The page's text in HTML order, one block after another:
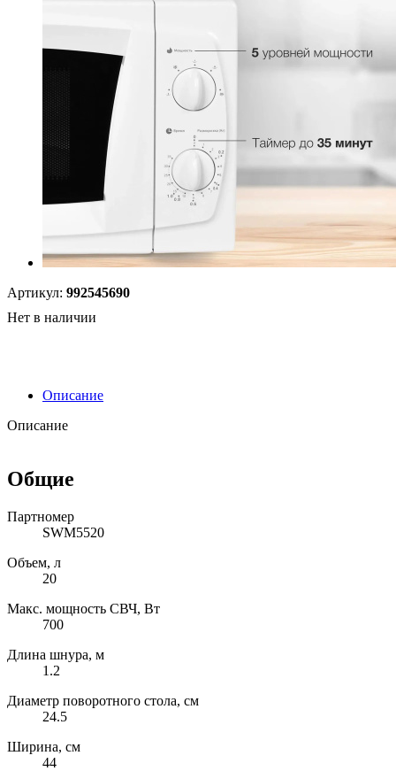
Артикул: 992545690
Нет в наличии
Описание
Описание
Общие
Партномер
SWM5520
Объем, л
20
Макс. мощность СВЧ, Вт
700
Длина шнура, м
1.2
Диаметр поворотного стола, см
24.5
Ширина, см
44